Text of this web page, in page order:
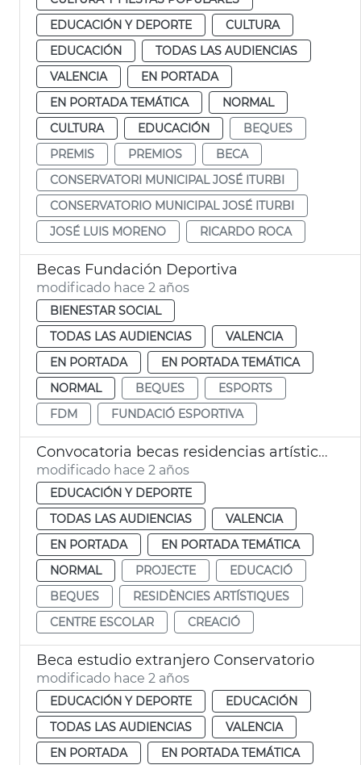
EDUCACIÓN Y DEPORTE
CULTURA
EDUCACIÓN
TODAS LAS AUDIENCIAS
VALENCIA
EN PORTADA
EN PORTADA TEMÁTICA
NORMAL
CULTURA
EDUCACIÓN
BEQUES
PREMIS
PREMIOS
BECA
CONSERVATORI MUNICIPAL JOSÉ ITURBI
CONSERVATORIO MUNICIPAL JOSÉ ITURBI
JOSÉ LUIS MORENO
RICARDO ROCA
Becas Fundación Deportiva
modificado hace 2 años
BIENESTAR SOCIAL
TODAS LAS AUDIENCIAS
VALENCIA
EN PORTADA
EN PORTADA TEMÁTICA
NORMAL
BEQUES
ESPORTS
FDM
FUNDACIÓ ESPORTIVA
Convocatoria becas residencias artísticas
modificado hace 2 años
EDUCACIÓN Y DEPORTE
TODAS LAS AUDIENCIAS
VALENCIA
EN PORTADA
EN PORTADA TEMÁTICA
NORMAL
PROJECTE
EDUCACIÓ
BEQUES
RESIDÈNCIES ARTÍSTIQUES
CENTRE ESCOLAR
CREACIÓ
Beca estudio extranjero Conservatorio
modificado hace 2 años
EDUCACIÓN Y DEPORTE
EDUCACIÓN
TODAS LAS AUDIENCIAS
VALENCIA
EN PORTADA
EN PORTADA TEMÁTICA